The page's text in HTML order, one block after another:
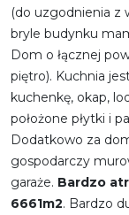
(do uzgodnienia z
bryle budynku
Dom o łącznej
piętro). Kuchnia
kuchenkę, okap,
położone płytki i
Dodatkowo za
gospodarczy
garaże. Bardzo
6661m2. Bardzo